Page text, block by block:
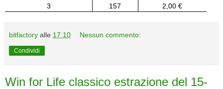
3 157 2,00 €
bitfactory alle 17:10 Nessun commento:
Condividi
Win for Life classico estrazione del 15-